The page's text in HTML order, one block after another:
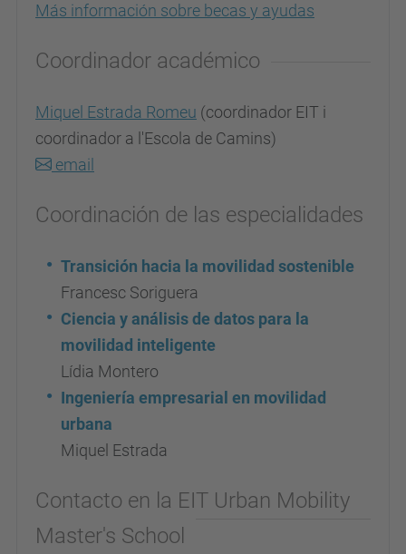
Más información sobre becas y ayudas
Coordinador académico
Miquel Estrada Romeu (coordinador EIT i
coordinador a l'Escola de Camins)
email
Coordinación de las especialidades
Transición hacia la movilidad sostenible
Francesc Soriguera
Ciencia y análisis de datos para la
movilidad inteligente
Lídia Montero
Ingeniería empresarial en movilidad
urbana
Miquel Estrada
Contacto en la EIT Urban Mobility
Master's School